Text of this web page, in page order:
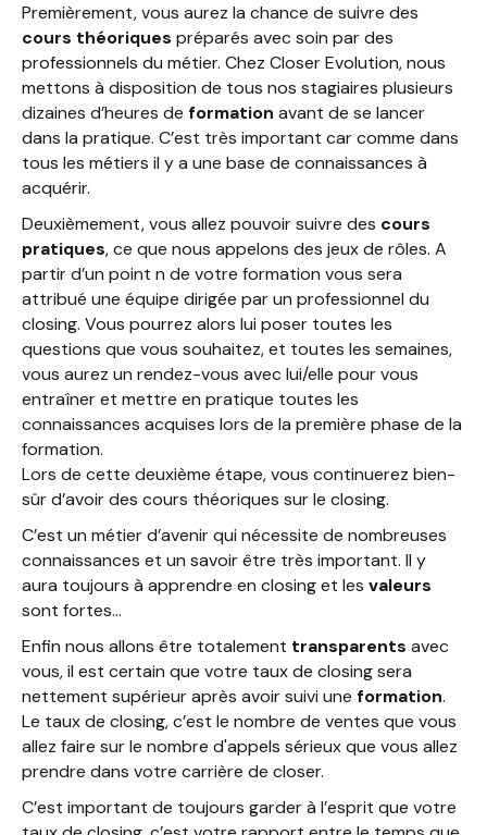
Premièrement, vous aurez la chance de suivre des
cours théoriques préparés avec soin par des
professionnels du métier. Chez Closer Evolution, nous
mettons à disposition de tous nos stagiaires plusieurs
dizaines d’heures de formation avant de se lancer
dans la pratique. C’est très important car comme dans
tous les métiers il y a une base de connaissances à
acquérir.
Deuxièmement, vous allez pouvoir suivre des cours
pratiques, ce que nous appelons des jeux de rôles. A
partir d’un point n de votre formation vous sera
attribué une équipe dirigée par un professionnel du
closing. Vous pourrez alors lui poser toutes les
questions que vous souhaitez, et toutes les semaines,
vous aurez un rendez-vous avec lui/elle pour vous
entraîner et mettre en pratique toutes les
connaissances acquises lors de la première phase de la
formation.
Lors de cette deuxième étape, vous continuerez bien-
sûr d’avoir des cours théoriques sur le closing.
C’est un métier d’avenir qui nécessite de nombreuses
connaissances et un savoir être très important. Il y
aura toujours à apprendre en closing et les valeurs
sont fortes…
Enfin nous allons être totalement transparents avec
vous, il est certain que votre taux de closing sera
nettement supérieur après avoir suivi une formation.
Le taux de closing, c’est le nombre de ventes que vous
allez faire sur le nombre d'appels sérieux que vous allez
prendre dans votre carrière de closer.
C’est important de toujours garder à l’esprit que votre